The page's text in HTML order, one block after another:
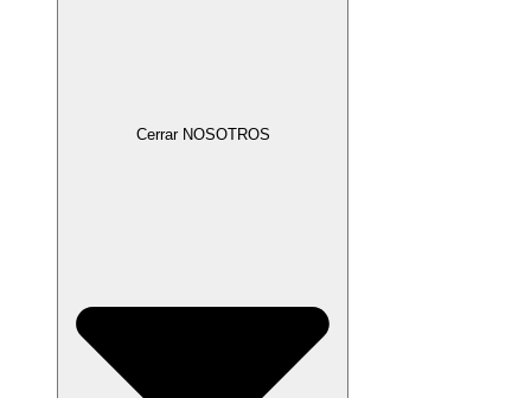
Cerrar NOSOTROS